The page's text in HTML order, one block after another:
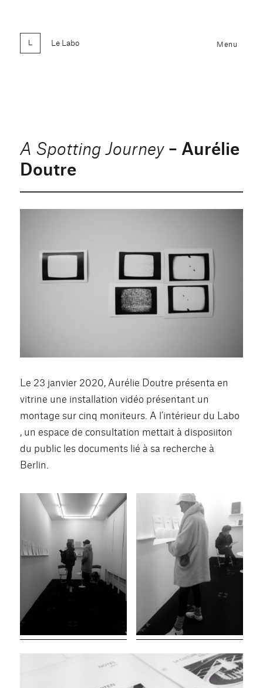
Le Labo Menu
A Spotting Journey – Aurélie
Doutre
Le 23 janvier 2020, Aurélie Doutre présenta en
vitrine une installation vidéo présentant un
montage sur cinq moniteurs. A l’intérieur du Labo
, un espace de consultation mettait à disposiiton
du public les documents lié à sa recherche à
Berlin.